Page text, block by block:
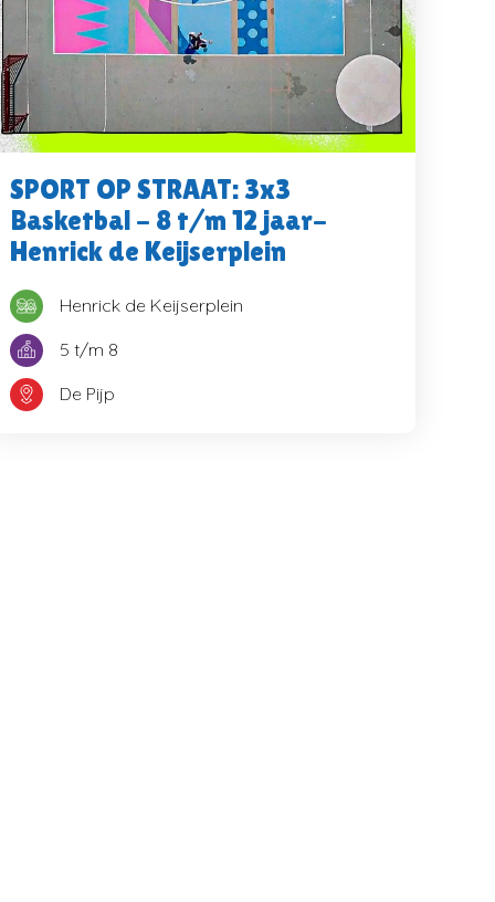
SPORT OP STRAAT: 3x3
Basketbal - 8 t/m 12 jaar-
Henrick de Keijserplein
Henrick de Keijserplein
5 t/m 8
De Pijp